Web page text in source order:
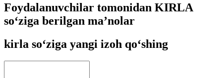
Foydalanuvchilar tomonidan KIRLA
so‘ziga berilgan ma’nolar
kirla so‘ziga yangi izoh qo‘shing